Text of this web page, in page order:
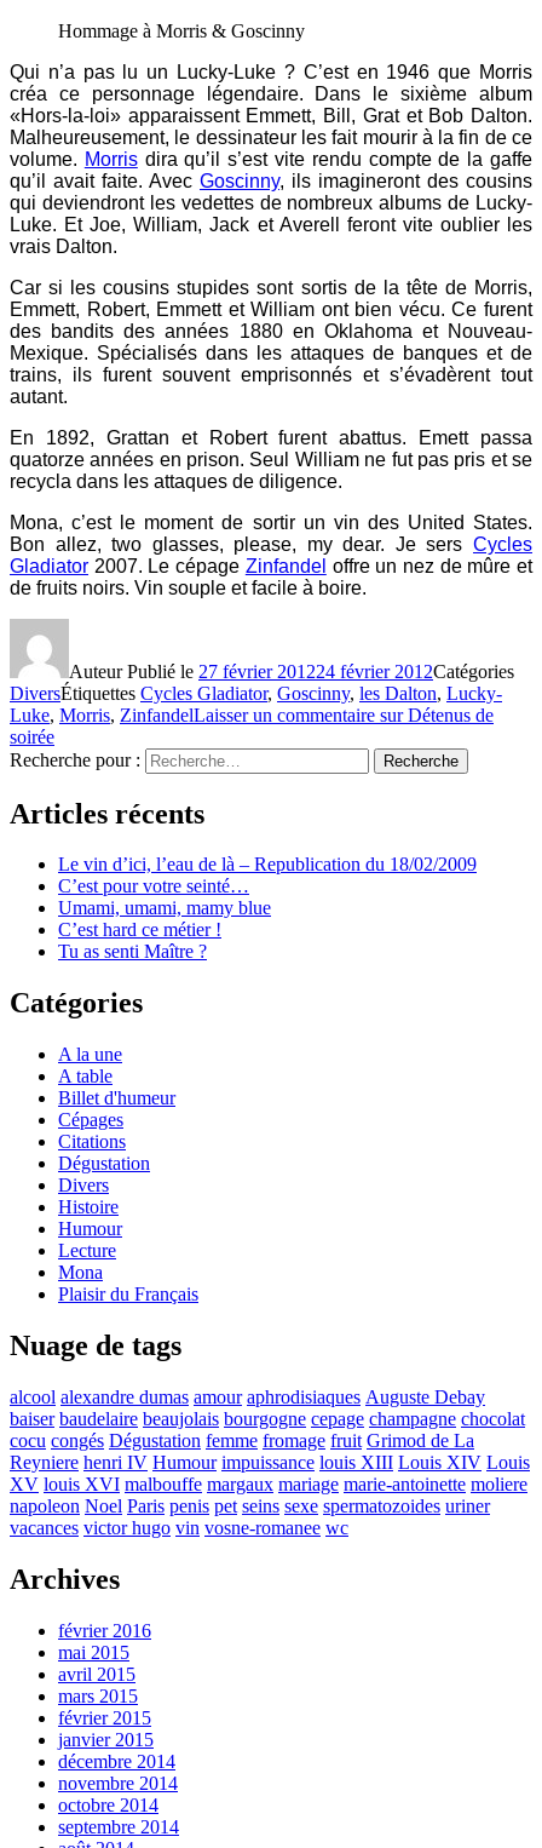
Hommage à Morris & Goscinny
Qui n’a pas lu un Lucky-Luke ? C’est en 1946 que Morris
créa ce personnage légendaire. Dans le sixième album
«Hors-la-loi» apparaissent Emmett, Bill, Grat et Bob Dalton.
Malheureusement, le dessinateur les fait mourir à la fin de ce
volume. Morrisdira qu’il s’est vite rendu compte de la gaffe
qu’il avait faite. Avec Goscinny, ils imagineront des cousins
qui deviendront les vedettes de nombreux albums de Lucky-
Luke. Et Joe, William, Jack et Averell feront vite oublier les
vrais Dalton.
Car si les cousins stupides sont sortis de la tête de Morris,
Emmett, Robert, Emmett et William ont bien vécu. Ce furent
des bandits des années 1880 en Oklahoma et Nouveau-
Mexique. Spécialisés dans les attaques de banques et de
trains, ils furent souvent emprisonnés et s’évadèrent tout
autant.
En 1892, Grattan et Robert furent abattus. Emett passa
quatorze années en prison. Seul William ne fut pas pris et se
recycla dans les attaques de diligence.
Mona, c’est le moment de sortir un vin des United States.
Bon allez, two glasses, please, my dear. Je sers Cycles
Gladiator 2007. Le cépage Zinfandel offre un nez de mûre et
de fruits noirs. Vin souple et facile à boire.
AuteurPublié le 27 février 201224 février 2012Catégories
DiversÉtiquettes Cycles Gladiator, Goscinny, les Dalton, Lucky-
Luke, Morris, ZinfandelLaisser un commentaire sur Détenus de
soirée
Recherche pour :
Recherche
Articles récents
Le vin d’ici, l’eau de là – Republication du 18/02/2009
C’est pour votre seinté…
Umami, umami, mamy blue
C’est hard ce métier !
Tu as senti Maître ?
Catégories
A la une
A table
Billet d'humeur
Cépages
Citations
Dégustation
Divers
Histoire
Humour
Lecture
Mona
Plaisir du Français
Nuage de tags
alcool alexandre dumas amour aphrodisiaques Auguste Debay
baiser baudelaire beaujolais bourgogne cepage champagne chocolat
cocu congés Dégustation femme fromage fruit Grimod de La
Reyniere henri IV Humour impuissance louis XIII Louis XIV Louis
XV louis XVI malbouffe margaux mariage marie-antoinette moliere
napoleon Noel Paris penis pet seins sexe spermatozoides uriner
vacances victor hugo vin vosne-romanee wc
Archives
février 2016
mai 2015
avril 2015
mars 2015
février 2015
janvier 2015
décembre 2014
novembre 2014
octobre 2014
septembre 2014